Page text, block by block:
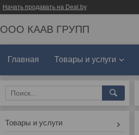
Начать продавать на Deal.by
ООО КААВ ГРУПП
Главная Товары и услуги
Товары и услуги